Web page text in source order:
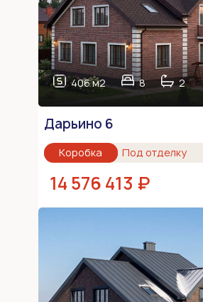
406 м2 8 2
Дарьино 6
Коробка Под отделку
14 576 413 ₽